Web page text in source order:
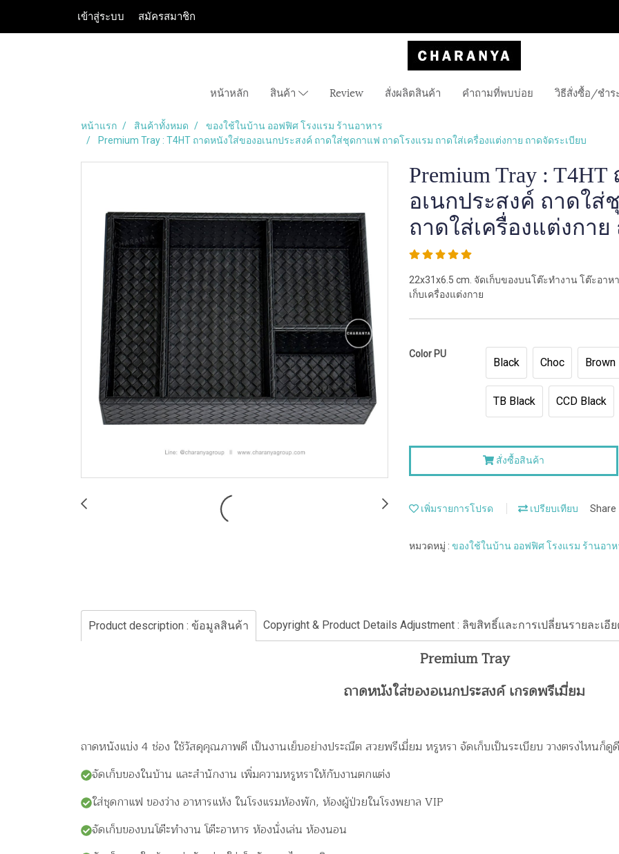
เข้าสู่ระบบ สมัครสมาชิก
หน้าหลัก สินค้า Review สั่งผลิตสินค้า คำถามที่พบบ่อย วิธีสั่งซื้อ/ชำร
หน้าแรก สินค้าทั้งหมด
ของใช้ในบ้าน ออฟฟิศ โรงแรม ร้านอาหาร
Premium Tray : T4HT ถาดหนังใส่ของอเนกประสงค์ ถาดใส่ชุดกาแฟ ถาดโรงแรม ถาดใส่เครื่องแต่งกาย ถาดจัดระเบียบ
Premium Tray :
อเนกประสงค์ ถาดใ
ถาดใส่เครื่องแต่งกาย
22x31x6.5 cm. จัดเก็บของบนโต๊ะทำงาน โต๊ะอา
เก็บเครื่องแต่งกาย
Color PU
Black Choc Brown
TB Black CCD Black
สั่งซื้อสินค้า
เพิ่มรายการโปรด เปรียบเทียบ Share
หมวดหมู่ : ของใช้ในบ้าน ออฟฟิศ โรงแรม ร้านอาห
Product description : ข้อมูลสินค้า Copyright & Product Details Adjustment : ลิขสิทธิ์และการเปลี่ยนรายละเอี
Premium Tray
ถาดหนังใส่ของอเนกประสงค์ เกรดพรีเมี่ยม
ถาดหนังแบ่ง 4 ช่อง ใช้วัสดุคุณภาพดี เป็นงานเย็บอย่างประณีต สวยพรีเมี่ยม หรูหรา จัดเก็บเป็นระเบียบ วางตรงไหนก็ดูดี
จัดเก็บของในบ้าน และสำนักงาน เพิ่มความหรูหราให้กับงานตกแต่ง
ใส่ชุดกาแฟ ของว่าง อาหารแห้ง ในโรงแรมห้องพัก, ห้องผู้ป่วยในโรงพยาล VIP
จัดเก็บของบนโต๊ะทำงาน โต๊ะอาหาร ห้องนั่งเล่น ห้องนอน